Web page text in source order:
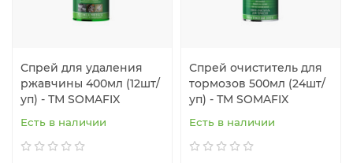
Спрей для удаления
ржавчины 400мл (12шт/
уп) - ТМ SOMAFIX
Есть в наличии
Спрей очиститель для
тормозов 500мл (24шт/
уп) - ТМ SOMAFIX
Есть в наличии